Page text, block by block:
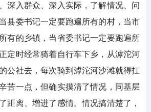
深入群众、深入实际，了解情况、问
县委书记一定要跑遍所有的村，当市
有的乡镇，当省委书记一定要跑遍所
定时经常骑着自行车下乡，从滹沱河
公社去，每次骑到滹沱河沙滩就得扛
苦一点，但确实摸清了情况，同基层
距离、增进了感情。情况搞清楚了，